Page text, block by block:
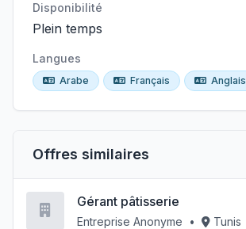
Disponibilité
Plein temps
Langues
Arabe Français Anglais
Offres similaires
Gérant pâtisserie
Entreprise Anonyme • Tunis